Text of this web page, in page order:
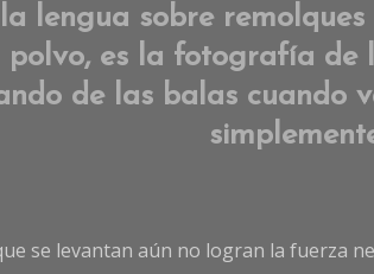
lengua sobre
es la fotografía de
de las balas cuando
se levantan aún no logran la fuerza